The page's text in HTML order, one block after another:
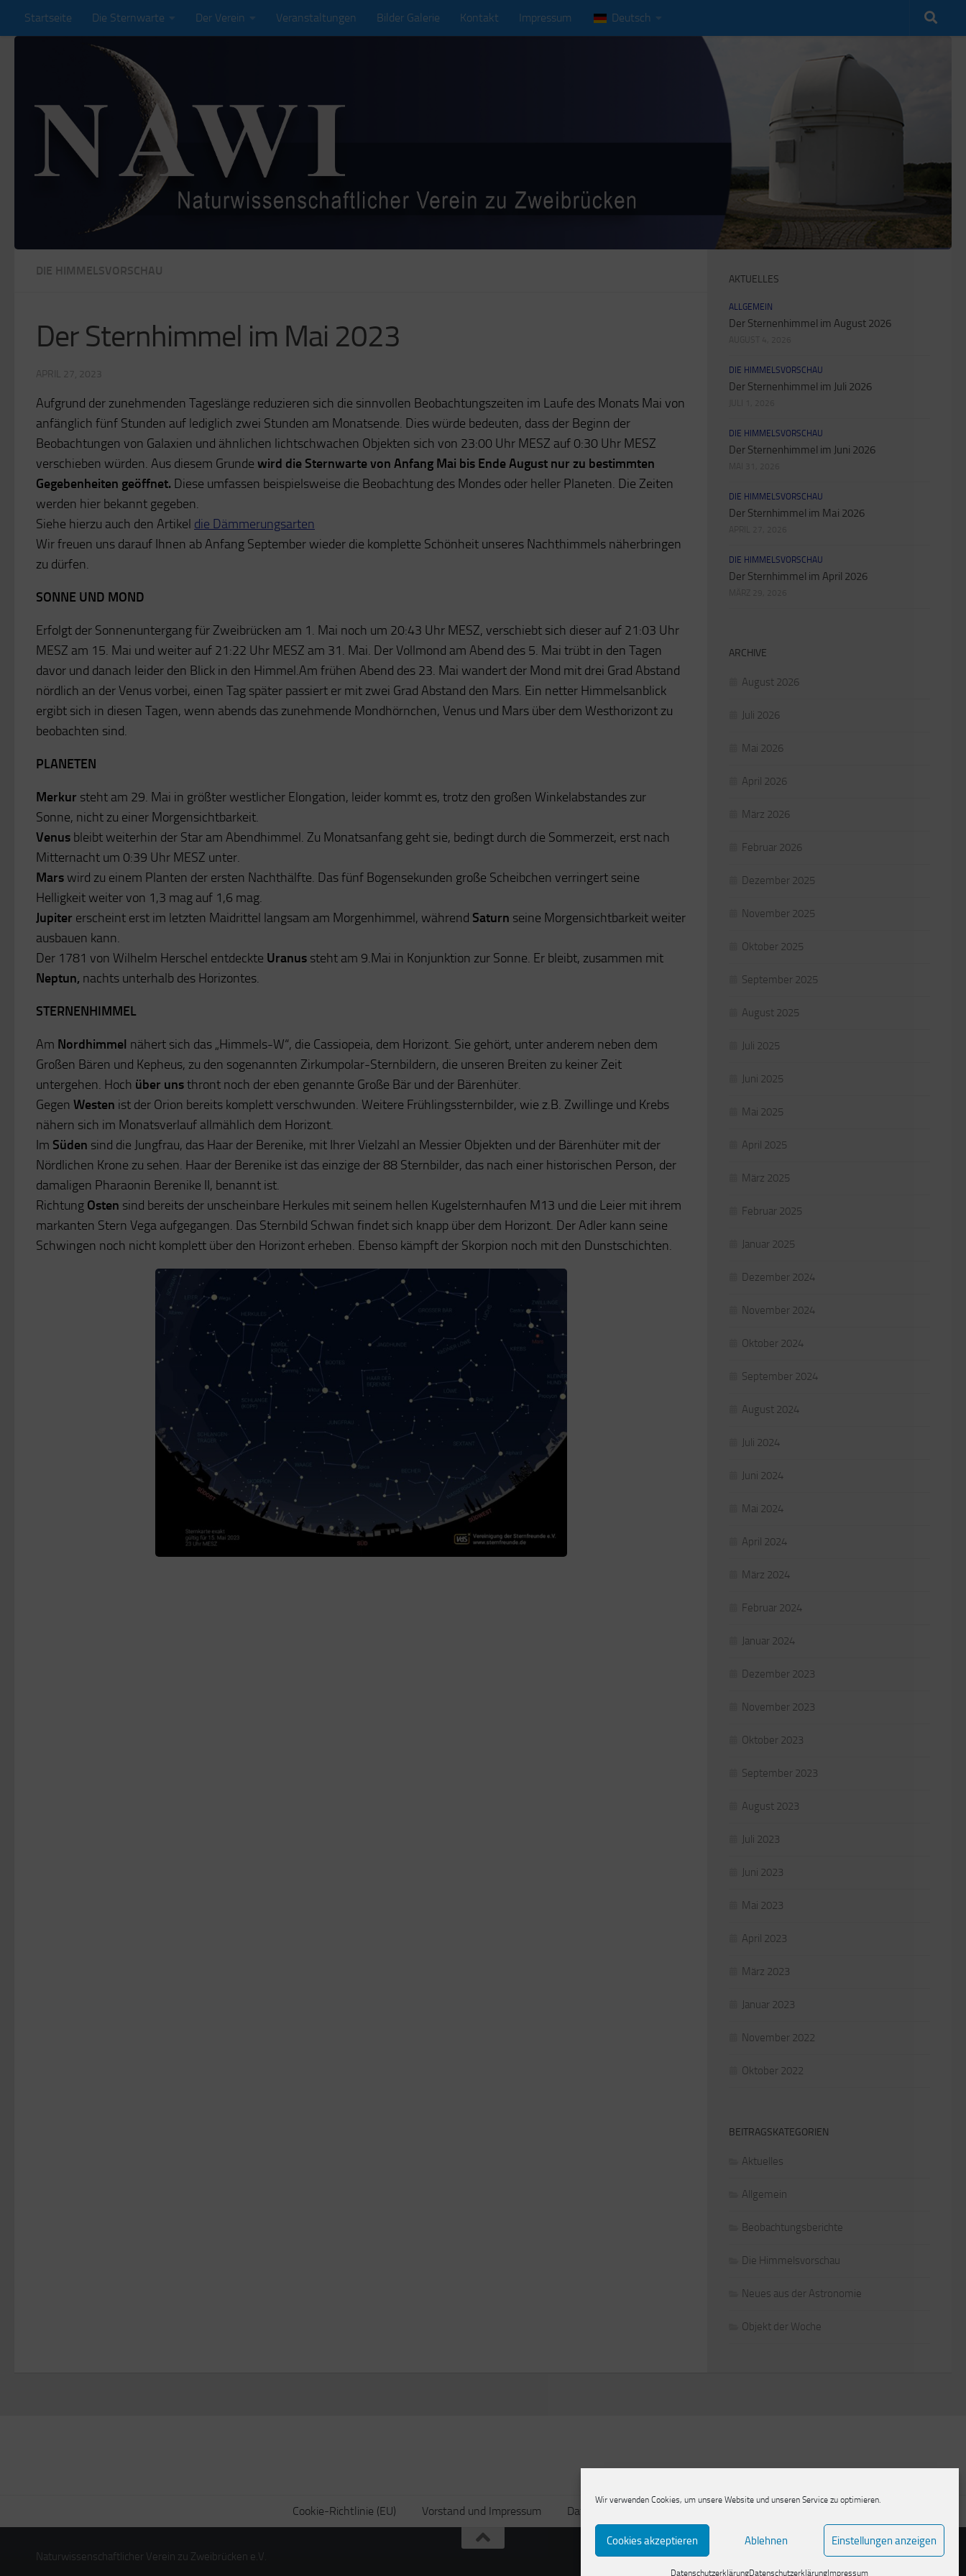
Wir verwenden Cookies, um unsere Website und unseren Service zu optimieren.
Cookies akzeptieren Ablehnen Einstellungen anzeigen
DatenschutzerklärungDatenschutzerklärung Impressum
Zum Inhalt springen
Startseite Die Sternwarte Der Verein Veranstaltungen Bilder Galerie Kontakt Impressum Deutsch
DIE HIMMELSVORSCHAU
Der Sternhimmel im Mai 2023
APRIL 27, 2023
Aufgrund der zunehmenden Tageslänge reduzieren sich die sinnvollen Beobachtungszeiten im Laufe des Monats Mai von
anfänglich fünf Stunden auf lediglich zwei Stunden am Monatsende. Dies würde bedeuten, dass der Beginn der
Beobachtungen von Galaxien und ähnlichen lichtschwachen Objekten sich von 23:00 Uhr MESZ auf 0:30 Uhr MESZ
verschieben würden. Aus diesem Grunde wird die Sternwarte von Anfang Mai bis Ende August nur zu bestimmten
Gegebenheiten geöffnet. Diese umfassen beispielsweise die Beobachtung des Mondes oder heller Planeten. Die Zeiten
werden hier bekannt gegeben.
Siehe hierzu auch den Artikel die Dämmerungsarten
Wir freuen uns darauf Ihnen ab Anfang September wieder die komplette Schönheit unseres Nachthimmels näherbringen
zu dürfen.
SONNE UND MOND
Erfolgt der Sonnenuntergang für Zweibrücken am 1. Mai noch um 20:43 Uhr MESZ, verschiebt sich dieser auf 21:03 Uhr
MESZ am 15. Mai und weiter auf 21:22 Uhr MESZ am 31. Mai. Der Vollmond am Abend des 5. Mai trübt in den Tagen
davor und danach leider den Blick in den Himmel.Am frühen Abend des 23. Mai wandert der Mond mit drei Grad Abstand
nördlich an der Venus vorbei, einen Tag später passiert er mit zwei Grad Abstand den Mars. Ein netter Himmelsanblick
ergibt sich in diesen Tagen, wenn abends das zunehmende Mondhörnchen, Venus und Mars über dem Westhorizont zu
beobachten sind.
PLANETEN
Merkur steht am 29. Mai in größter westlicher Elongation, leider kommt es, trotz den großen Winkelabstandes zur
Sonne, nicht zu einer Morgensichtbarkeit.
Venus bleibt weiterhin der Star am Abendhimmel. Zu Monatsanfang geht sie, bedingt durch die Sommerzeit, erst nach
Mitternacht um 0:39 Uhr MESZ unter.
Mars wird zu einem Planten der ersten Nachthälfte. Das fünf Bogensekunden große Scheibchen verringert seine
Helligkeit weiter von 1,3 mag auf 1,6 mag.
Jupiter erscheint erst im letzten Maidrittel langsam am Morgenhimmel, während Saturn seine Morgensichtbarkeit weiter
ausbauen kann.
Der 1781 von Wilhelm Herschel entdeckte Uranus steht am 9.Mai in Konjunktion zur Sonne. Er bleibt, zusammen mit
Neptun, nachts unterhalb des Horizontes.
STERNENHIMMEL
Am Nordhimmel nähert sich das „Himmels-W“, die Cassiopeia, dem Horizont. Sie gehört, unter anderem neben dem
Großen Bären und Kepheus, zu den sogenannten Zirkumpolar-Sternbildern, die unseren Breiten zu keiner Zeit
untergehen. Hoch über unsthront noch der eben genannte Große Bär und der Bärenhüter.
Gegen Westen ist der Orion bereits komplett verschwunden. Weitere Frühlingssternbilder, wie z.B. Zwillinge und Krebs
nähern sich im Monatsverlauf allmählich dem Horizont.
Im Süden sind die Jungfrau, das Haar der Berenike, mit Ihrer Vielzahl an Messier Objekten und der Bärenhüter mit der
Nördlichen Krone zu sehen. Haar der Berenike ist das einzige der 88 Sternbilder, das nach einer historischen Person, der
damaligen Pharaonin Berenike II, benannt ist.
Richtung Osten sind bereits der unscheinbare Herkules mit seinem hellen Kugelsternhaufen M13 und die Leier mit ihrem
markanten Stern Vega aufgegangen. Das Sternbild Schwan findet sich knapp über dem Horizont. Der Adler kann seine
Schwingen noch nicht komplett über den Horizont erheben. Ebenso kämpft der Skorpion noch mit den Dunstschichten.
AKTUELLES
ALLGEMEIN
Der Sternenhimmel im August 2026
DIE HIMMELSVORSCHAU
Der Sternenhimmel im Juli 2026
DIE HIMMELSVORSCHAU
Der Sternenhimmel im Juni 2026
DIE HIMMELSVORSCHAU
Der Sternhimmel im Mai 2026
DIE HIMMELSVORSCHAU
Der Sternhimmel im April 2026
ARCHIVE
August 2026
Juli 2026
Mai 2026
April 2026
März 2026
Februar 2026
Dezember 2025
November 2025
Oktober 2025
September 2025
August 2025
Juli 2025
Juni 2025
Mai 2025
April 2025
März 2025
Februar 2025
Januar 2025
Dezember 2024
November 2024
Oktober 2024
September 2024
August 2024
Juli 2024
Juni 2024
Mai 2024
April 2024
März 2024
Februar 2024
Januar 2024
Dezember 2023
November 2023
Oktober 2023
September 2023
August 2023
Juli 2023
Juni 2023
Mai 2023
April 2023
März 2023
Januar 2023
November 2022
Oktober 2022
BEITRAGSKATEGORIEN
Aktuelles
Allgemein
Beobachtungsberichte
Die Himmelsvorschau
Neues aus der Astronomie
Objekt der Woche
Cookie-Richtlinie (EU) Vorstand und Impressum Datenschutzerklärung
Naturwissenschaftlicher Verein zu Zweibrücken e.V.